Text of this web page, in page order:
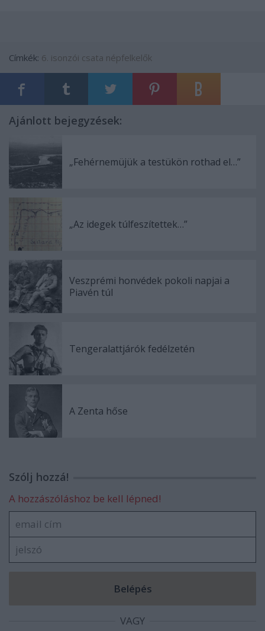
Címkék: 6. isonzói csata népfelkelők
Ajánlott bejegyzések:
„Fehérnemüjük a testükön rothad el…”
„Az idegek túlfeszítettek…”
Veszprémi honvédek pokoli napjai a
Piavén túl
Tengeralattjárók fedélzetén
A Zenta hőse
Szólj hozzá!
A hozzászóláshoz be kell lépned!
VAGY